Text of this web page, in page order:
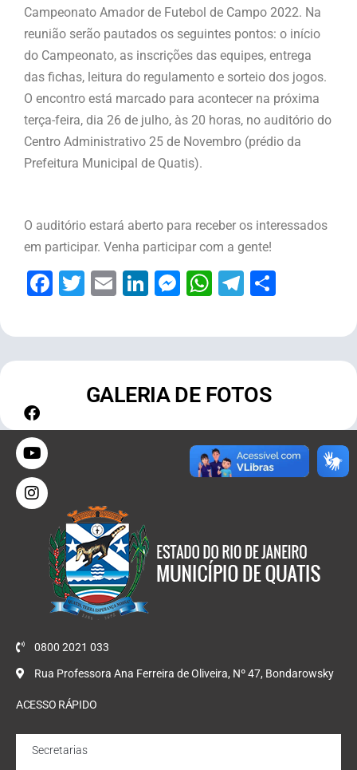
Campeonato Amador de Futebol de Campo 2022. Na
reunião serão pautados os seguintes pontos: o início
do Campeonato, as inscrições das equipes, entrega
das fichas, leitura do regulamento e sorteio dos jogos.
O encontro está marcado para acontecer na próxima
terça-feira, dia 26 de julho, às 20 horas, no auditório do
Centro Administrativo 25 de Novembro (prédio da
Prefeitura Municipal de Quatis).
O auditório estará aberto para receber os interessados
em participar. Venha participar com a gente!
Facebook
Twitter
EmailLinkedIn
Messenger
WhatsApp
Telegram
GALERIA DE FOTOS
0800 2021 033
Rua Professora Ana Ferreira de Oliveira, Nº 47, Bondarowsky
ACESSO RÁPIDO
Secretarias